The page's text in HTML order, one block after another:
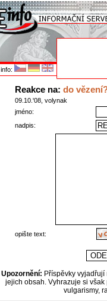
info:
Reakce na: do
09.10.'08, volynak
jméno:
nadpis:
opište text:
Upozornění: Příspěvky
jejich obsah. Vyhrazuje si
vulgarismy,